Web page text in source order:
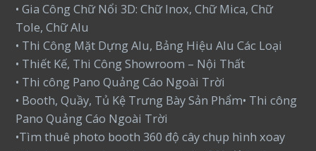
• Gia Công Chữ Nổi 3D: Chữ Inox, Chữ Mica, Chữ
Tole, Chữ Alu
• Thi Công Mặt Dựng Alu, Bảng Hiệu Alu Các Loại
• Thiết Kế, Thi Công Showroom – Nội Thất
• Thi công Pano Quảng Cáo Ngoài Trời
• Booth, Quầy, Tủ Kệ Trưng Bày Sản Phẩm• Thi công
Pano Quảng Cáo Ngoài Trời
•Tìm thuê photo booth 360 độ cây chụp hình xoay